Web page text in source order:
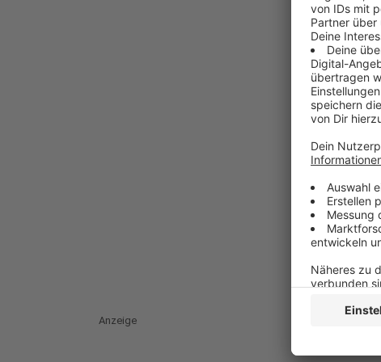
Anzeige